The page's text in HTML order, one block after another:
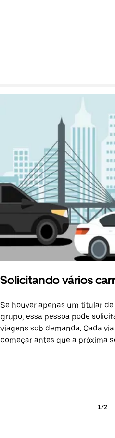
Solicitando vários
Se houver apenas um titular
grupo, essa pessoa pode
viagens sob demanda. Cada
começar antes que a próxima
1/2